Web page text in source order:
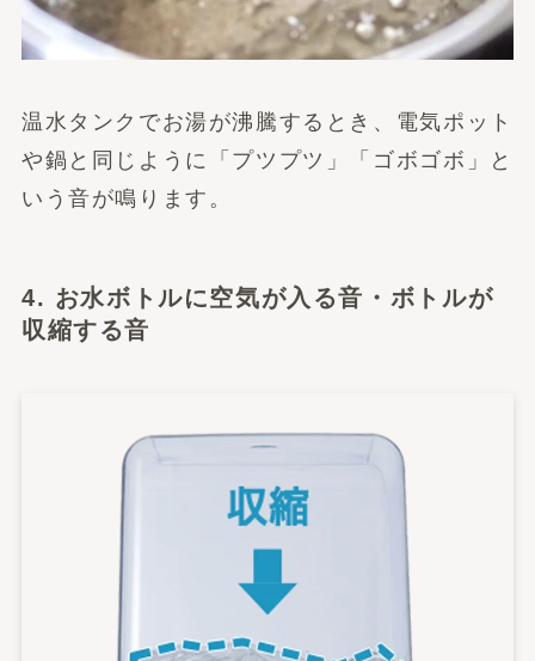
温水タンクでお湯が沸騰するとき、電気ポット
や鍋と同じように「プツプツ」「ゴボゴボ」と
いう音が鳴ります。
4. お水ボトルに空気が入る音・ボトルが
収縮する音